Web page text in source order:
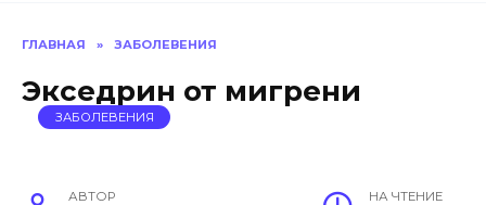
ГЛАВНАЯ » ЗАБОЛЕВЕНИЯ
Экседрин от мигрени
ЗАБОЛЕВЕНИЯ
АВТОР НА ЧТЕНИЕ